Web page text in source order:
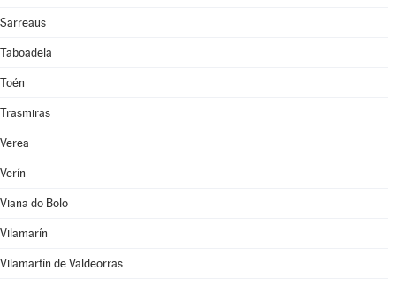
Sarreaus
Taboadela
Toén
Trasmiras
Verea
Verín
Viana do Bolo
Vilamarín
Vilamartín de Valdeorras